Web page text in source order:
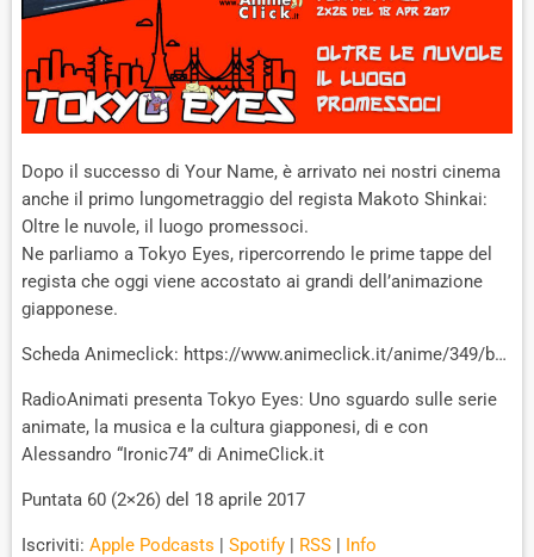
Dopo il successo di Your Name, è arrivato nei nostri cinema
anche il primo lungometraggio del regista Makoto Shinkai:
Oltre le nuvole, il luogo promessoci.
Ne parliamo a Tokyo Eyes, ripercorrendo le prime tappe del
regista che oggi viene accostato ai grandi dell’animazione
giapponese.
Scheda Animeclick: https://www.animeclick.it/anime/349/b…
RadioAnimati presenta Tokyo Eyes: Uno sguardo sulle serie
animate, la musica e la cultura giapponesi, di e con
Alessandro “Ironic74” di AnimeClick.it
Puntata 60 (2×26) del 18 aprile 2017
Iscriviti: Apple Podcasts | Spotify | RSS | Info